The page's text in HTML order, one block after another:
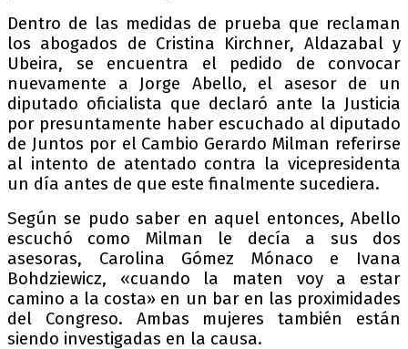
Dentro de las medidas de prueba que reclaman
los abogados de Cristina Kirchner, Aldazabal y
Ubeira, se encuentra el pedido de convocar
nuevamente a Jorge Abello, el asesor de un
diputado oficialista que declaró ante la Justicia
por presuntamente haber escuchado al diputado
de Juntos por el Cambio Gerardo Milman referirse
al intento de atentado contra la vicepresidenta
un día antes de que este finalmente sucediera.
Según se pudo saber en aquel entonces, Abello
escuchó como Milman le decía a sus dos
asesoras, Carolina Gómez Mónaco e Ivana
Bohdziewicz, «cuando la maten voy a estar
camino a la costa» en un bar en las proximidades
del Congreso. Ambas mujeres también están
siendo investigadas en la causa.